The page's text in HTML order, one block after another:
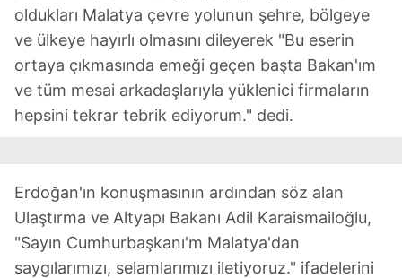
oldukları Malatya çevre yolunun şehre, bölgeye
ve ülkeye hayırlı olmasını dileyerek "Bu eserin
ortaya çıkmasında emeği geçen başta Bakan'ım
ve tüm mesai arkadaşlarıyla yüklenici firmaların
hepsini tekrar tebrik ediyorum." dedi.
Erdoğan'ın konuşmasının ardından söz alan
Ulaştırma ve Altyapı Bakanı Adil Karaismailoğlu,
"Sayın Cumhurbaşkanı'm Malatya'dan
saygılarımızı, selamlarımızı iletiyoruz." ifadelerini